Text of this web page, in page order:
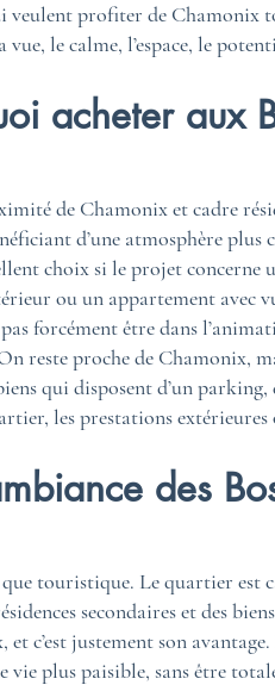
veulent profiter de
vue, le calme, l’espace, le
acheter aux
de Chamonix et cadre
d’une atmosphère plus
choix si le projet
ou un appartement avec
forcément être dans
reste proche de Chamonix,
qui disposent d’un
les prestations
des
touristique. Le quartier
secondaires et des
et c’est justement son
vie plus paisible, sans être